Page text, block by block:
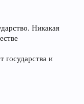
Никакая
государства и